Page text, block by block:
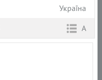
Україна
А